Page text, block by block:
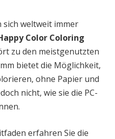
weltweit immer
Color Coloring
zu den meistgenutzten
bietet die Möglichkeit,
ohne Papier und
nicht, wie sie die PC-
erfahren Sie die